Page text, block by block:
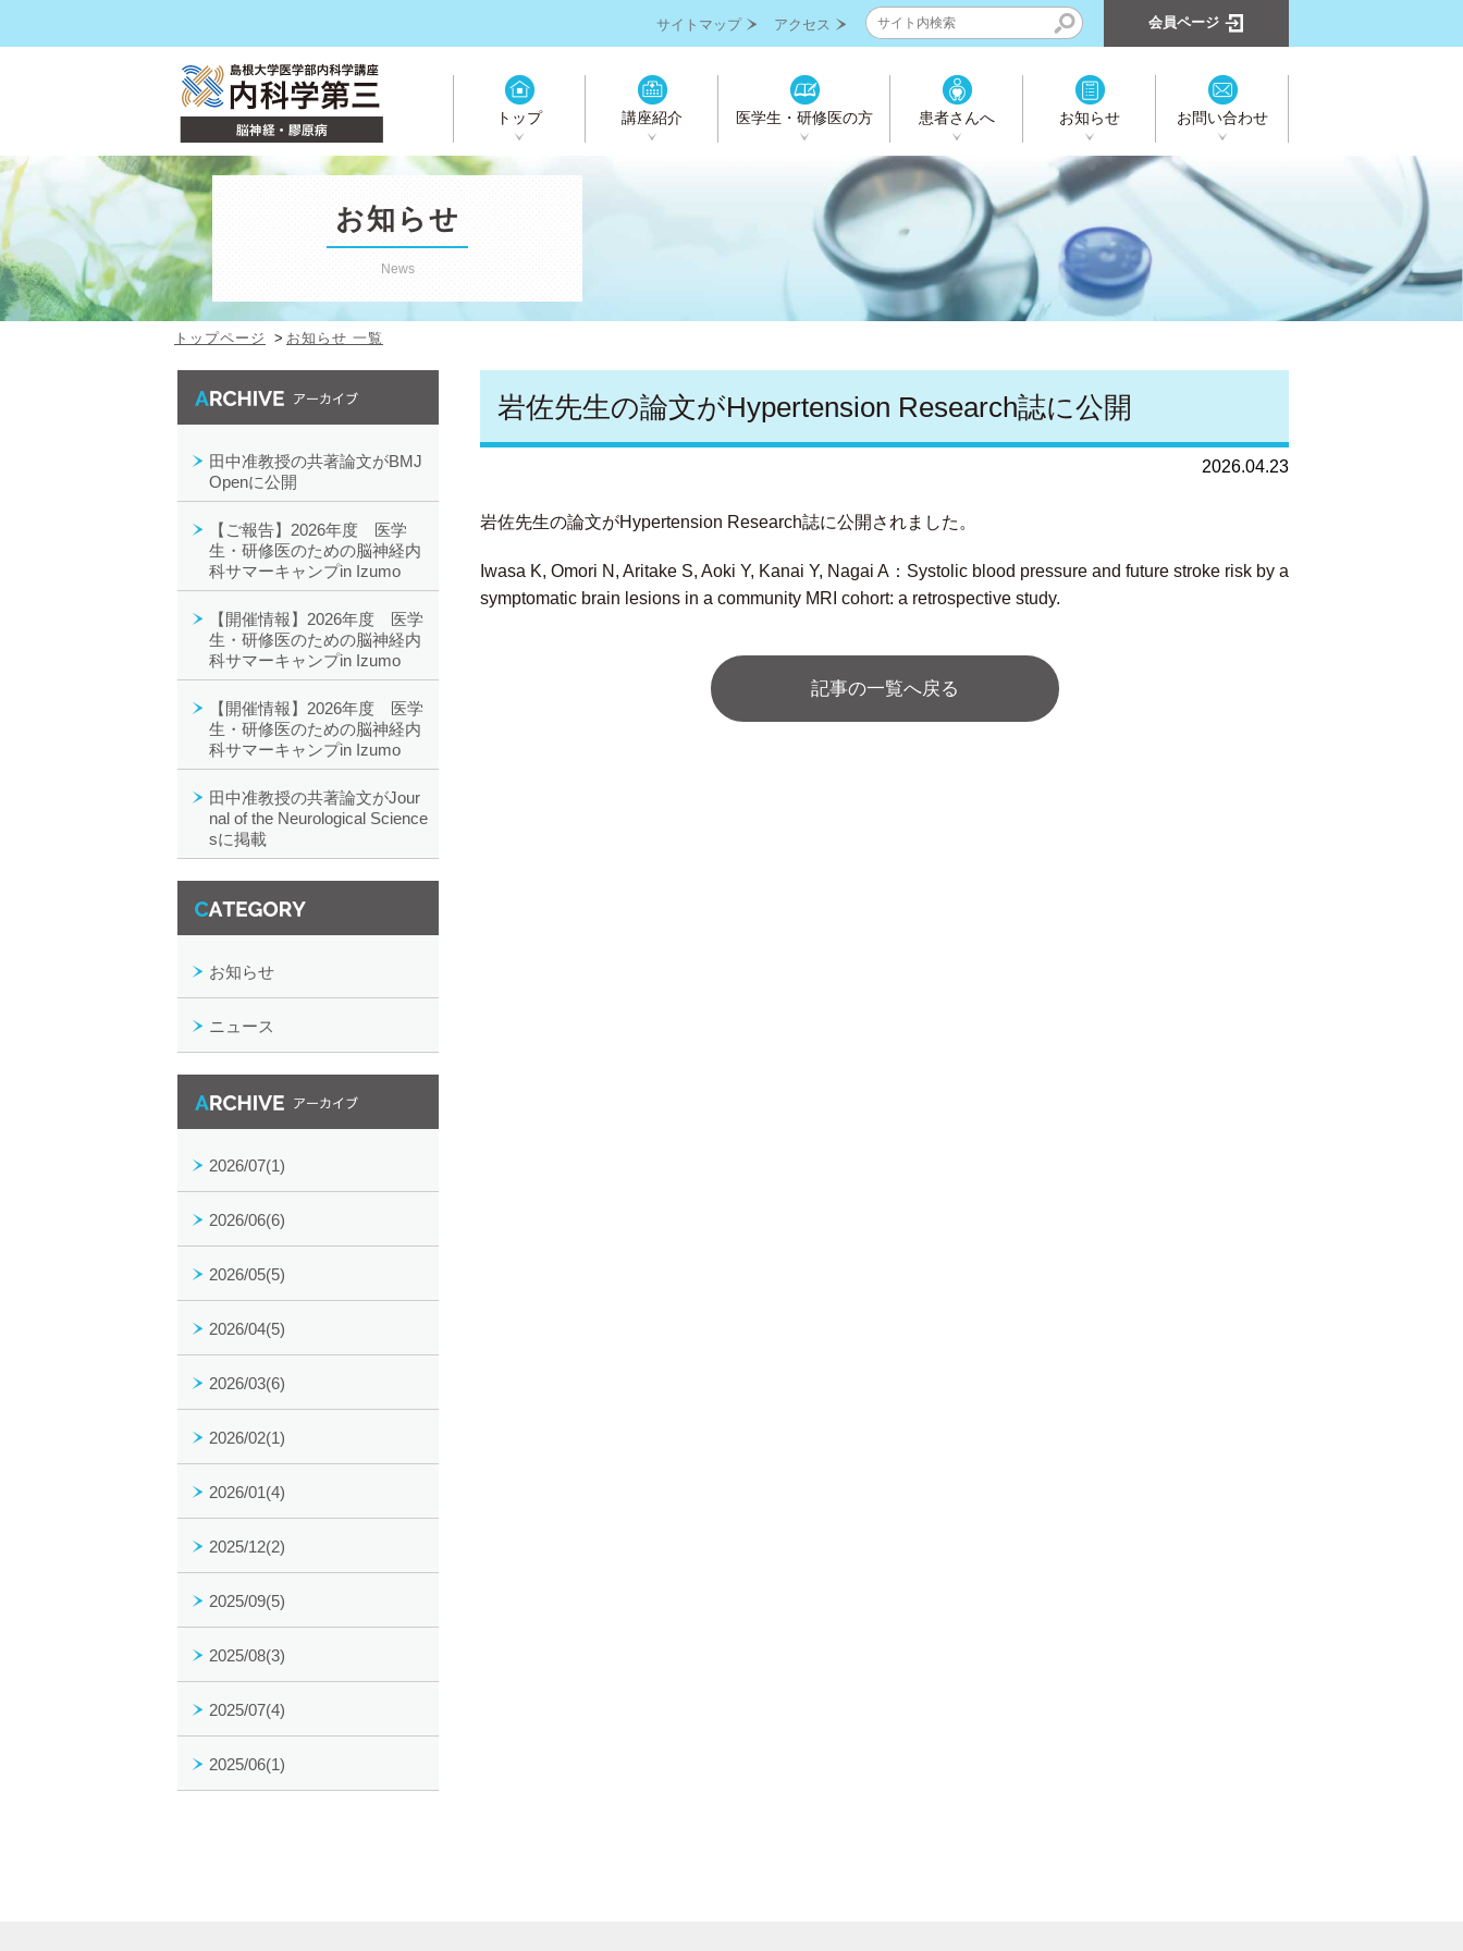
サイトマップ アクセス 会員ページ
トップ 講座紹介 医学生・研修医の方 患者さんへ お知らせ お問い合わせ
お知らせ
News
トップページ お知らせ 一覧
岩佐先生の論文がHypertension Research誌に公開
2026.04.23
岩佐先生の論文がHypertension Research誌に公開されました。
Iwasa K, Omori N, Aritake S, Aoki Y, Kanai Y, Nagai A：Systolic blood pressure and future stroke risk by a
symptomatic brain lesions in a community MRI cohort: a retrospective study.
記事の一覧へ戻る
田中准教授の共著論文がBMJ
Openに公開
【ご報告】2026年度 医学
生・研修医のための脳神経内
科サマーキャンプin Izumo
【開催情報】2026年度 医学
生・研修医のための脳神経内
科サマーキャンプin Izumo
【開催情報】2026年度 医学
生・研修医のための脳神経内
科サマーキャンプin Izumo
田中准教授の共著論文がJour
nal of the Neurological Science
sに掲載
お知らせ
ニュース
2026/07(1)
2026/06(6)
2026/05(5)
2026/04(5)
2026/03(6)
2026/02(1)
2026/01(4)
2025/12(2)
2025/09(5)
2025/08(3)
2025/07(4)
2025/06(1)